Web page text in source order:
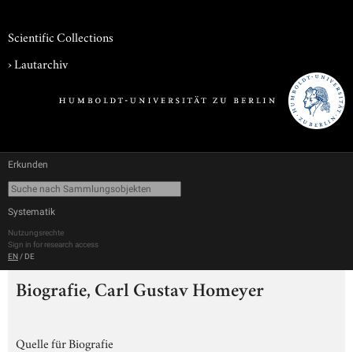
Scientific Collections
›Lautarchiv
Erkunden
Systematik
Nutzungsrechte
Sign in for research access
EN / DE
Biografie, Carl Gustav Homeyer
Quelle für Biografie